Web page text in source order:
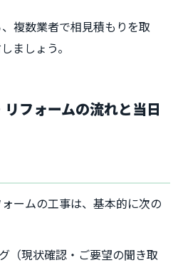
複数業者で相見積もりを取
ましょう。
リフォームの流れと当日
ームの工事は、基本的に次の
（現状確認・ご要望の聞き取